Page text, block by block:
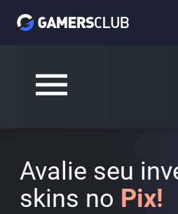
Avalie seu
skins no Pix!